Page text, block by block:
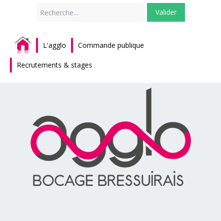
Valider
L'agglo Commande publique
Recrutements & stages